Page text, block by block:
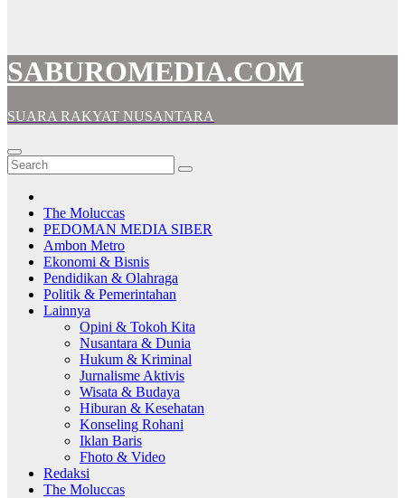
SABUROMEDIA.COM
SUARA RAKYAT NUSANTARA
The Moluccas
PEDOMAN MEDIA SIBER
Ambon Metro
Ekonomi & Bisnis
Pendidikan & Olahraga
Politik & Pemerintahan
Lainnya
Opini & Tokoh Kita
Nusantara & Dunia
Hukum & Kriminal
Jurnalisme Aktivis
Wisata & Budaya
Hiburan & Kesehatan
Konseling Rohani
Iklan Baris
Fhoto & Video
Redaksi
The Moluccas